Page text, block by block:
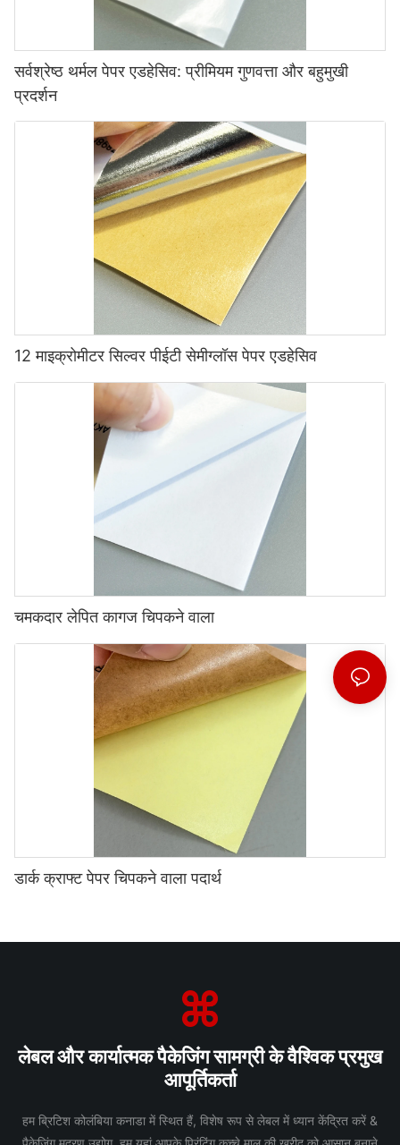
सर्वश्रेष्ठ थर्मल पेपर एडहेसिव: प्रीमियम गुणवत्ता और बहुमुखी
प्रदर्शन
12 माइक्रोमीटर सिल्वर पीईटी सेमीग्लॉस पेपर एडहेसिव
चमकदार लेपित कागज चिपकने वाला
डार्क क्राफ्ट पेपर चिपकने वाला पदार्थ
लेबल और कार्यात्मक पैकेजिंग सामग्री के वैश्विक प्रमुख
आपूर्तिकर्ता
हम ब्रिटिश कोलंबिया कनाडा में स्थित हैं, विशेष रूप से लेबल में ध्यान केंद्रित करें &